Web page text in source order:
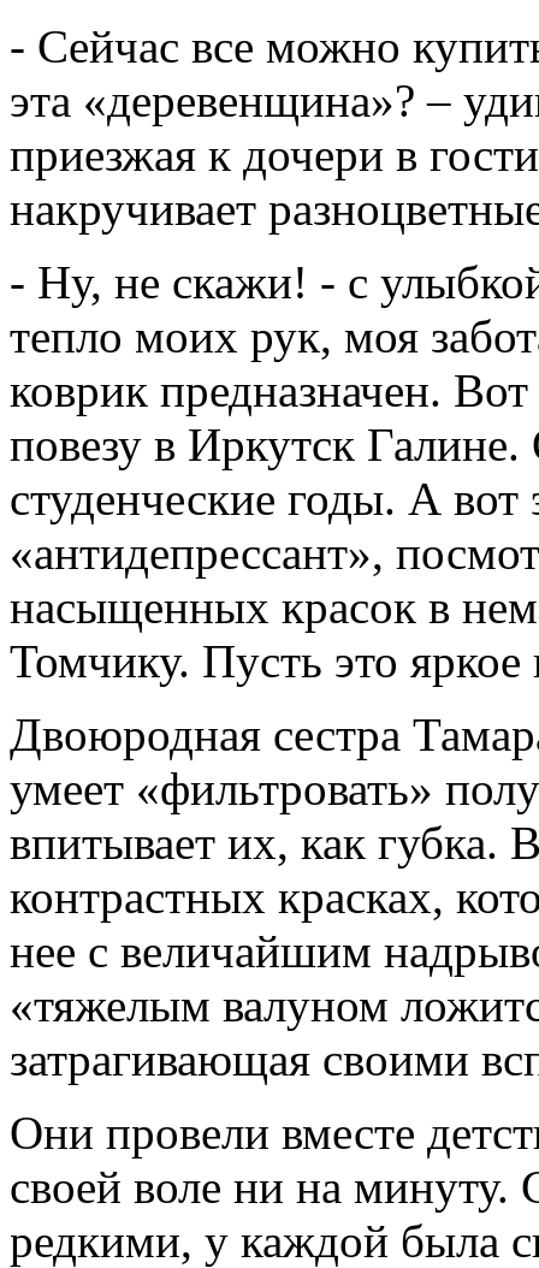
- Сейчас все можно
эта «деревенщина»? –
приезжая к дочери в
накручивает
- Ну, не скажи! - с
тепло моих рук, моя
коврик предназначен.
повезу в Иркутск
студенческие годы. А вот
«антидепрессант»,
насыщенных красок в
Томчику. Пусть это
Двоюродная сестра
умеет «фильтровать»
впитывает их, как губка.
контрастных красках,
нее с величайшим
«тяжелым валуном
затрагивающая своими
Они провели вместе
своей воле ни на минуту.
редкими, у каждой была